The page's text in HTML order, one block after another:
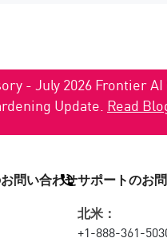
- July 2026 Frontier
Update. Read
問い合わせサポートのお
北米：
+1-888-361-